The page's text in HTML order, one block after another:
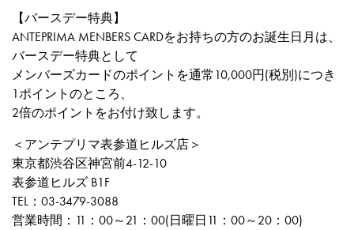
【バースデー特典】
ANTEPRIMA MENBERS CARDをお持ちの方のお誕生日月は、
バースデー特典として
メンバーズカードのポイントを通常10,000円(税別)につき
1ポイントのところ、
2倍のポイントをお付け致します。
＜アンテプリマ表参道ヒルズ店＞
東京都渋谷区神宮前4-12-10
表参道ヒルズ B1F
TEL：03-3479-3088
営業時間：11：00～21：00(日曜日11：00～20：00)